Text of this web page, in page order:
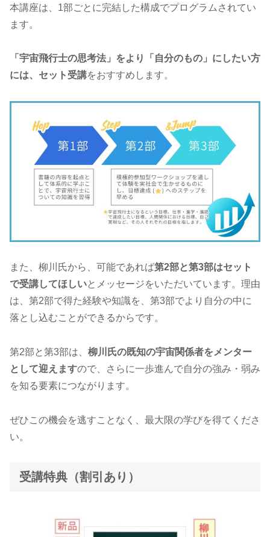
本講座は、1部ごとに完結した構成でプログラムされてい
ます。
「宇宙飛行士の思考法」をより「自分のもの」にしたい方
には、セット受講をおすすめします。
また、柳川氏から、可能であれば第2部と第3部はセット
で受講してほしいとメッセージをいただいています。理由
は、第2部で得た経験や知識を、第3部でより自分の中に
落とし込むことができるからです。
第2部と第3部は、 柳川氏の既知の宇宙関係者をメンター
として迎えますので、さらに一歩進んで自分の強み・弱み
を知る要素につながります。
ぜひこの機会を逃すことなく、最大限の学びを得てくださ
い。
受講特典（割引あり）